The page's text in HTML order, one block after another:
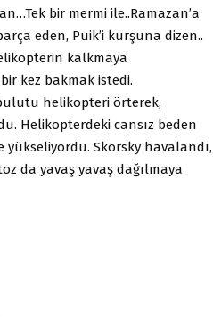
bir mermi ile..Ramazan’a
eden, Puik’i kurşuna dizen..
kalkmaya
kez bakmak istedi.
helikopteri örterek,
Helikopterdeki cansız beden
yükseliyordu. Skorsky havalandı,
da yavaş yavaş dağılmaya